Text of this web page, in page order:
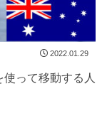
2022.01.29
って移動する人